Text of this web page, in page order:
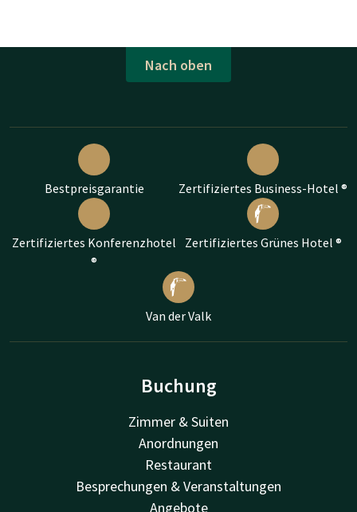
Nach oben
Bestpreisgarantie Zertifiziertes Business-Hotel ®
Zertifiziertes Konferenzhotel
®
Zertifiziertes Grünes Hotel ®
Van der Valk
Buchung
Zimmer & Suiten
Anordnungen
Restaurant
Besprechungen & Veranstaltungen
Angebote